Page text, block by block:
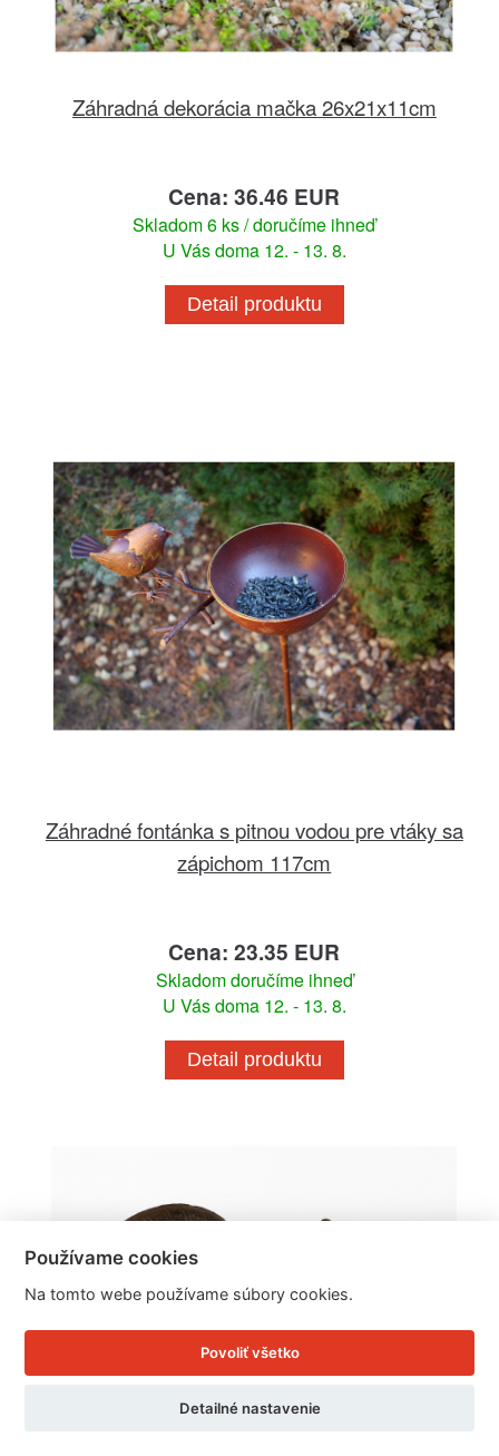
Záhradná dekorácia mačka 26x21x11cm
Cena: 36.46 EUR
Skladom 6 ks / doručíme ihneď
U Vás doma 12. - 13. 8.
Detail produktu
Záhradné fontánka s pitnou vodou pre vtáky sa
zápichom 117cm
Cena: 23.35 EUR
Skladom doručíme ihneď
U Vás doma 12. - 13. 8.
Detail produktu
Používame cookies
Na tomto webe používame súbory cookies.
Povoliť všetko
Detailné nastavenie